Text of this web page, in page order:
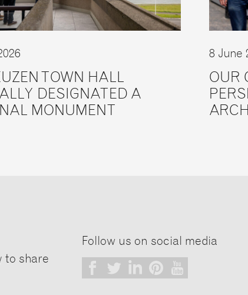
TOWN HALL
DESIGNATED A
MONUMENT
8 June
OUR
to share
Follow us on social media